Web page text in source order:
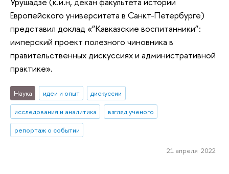
Европейского университета в Санкт-Петербурге)
представил доклад «”Кавказские воспитанники”:
имперский проект полезного чиновника в
правительственных дискуссиях и административной
практике».
Наука идеи и опыт
дискуссии
исследования и аналитика
взгляд ученого
репортаж о событии
21 апреля 2022